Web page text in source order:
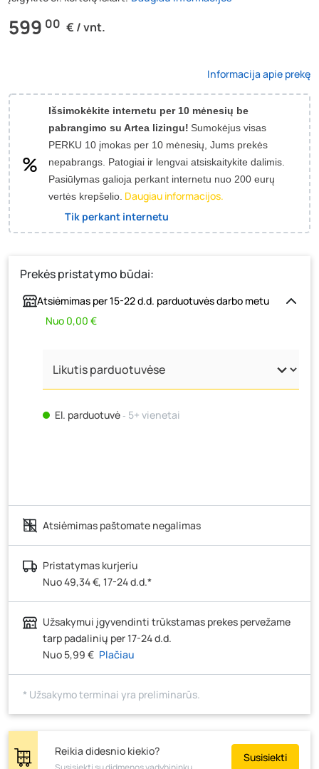
599 00 € / vnt.
Informacija apie prekę
Išsimokėkite internetu per 10 mėnesių be
pabrangimo su Artea lizingu! Sumokėjus visas
PERKU 10 įmokas per 10 mėnesių, Jums prekės
nepabrangs. Patogiai ir lengvai atsiskaitykite dalimis.
Pasiūlymas galioja perkant internetu nuo 200 eurų
vertės krepšelio. Daugiau informacijos.
Tik perkant internetu
Prekės pristatymo būdai:
Atsiėmimas per 15-22 d.d. parduotuvės darbo metu
Nuo 0,00 €
El. parduotuvė‐ 5+ vienetai
Atsiėmimas paštomate negalimas
Pristatymas kurjeriu
Nuo 49,34 €, 17-24 d.d.*
Užsakymui įgyvendinti trūkstamas prekes pervežame
tarp padalinių per 17-24 d.d.
Nuo 5,99 € Plačiau
* Užsakymo terminai yra preliminarūs.
Reikia didesnio kiekio? Susisiekti